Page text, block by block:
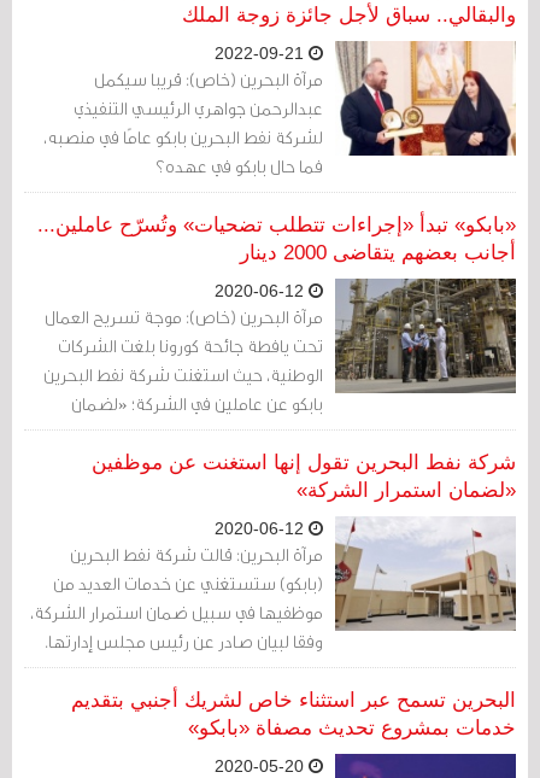
والبقالي.. سباق لأجل جائزة زوجة الملك
مرآة البحرين (خاص): قريبا سيكمل
عبدالرحمن جواهري الرئيسي التنفيذي
لشركة نفط البحرين بابكو عامًا في منصبه،
فما حال بابكو في عهده؟
«بابكو» تبدأ «إجراءات تتطلب تضحيات» وتُسرّح عاملين...
أجانب بعضهم يتقاضى 2000 دينار
مرآة البحرين (خاص): موجة تسريح العمال
تحت يافطة جائحة كورونا بلغت الشركات
الوطنية، حيث استغنت شركة نفط البحرين
بابكو عن عاملين في الشركة؛ «لضمان
استمراريتها في المستقبل».
شركة نفط البحرين تقول إنها استغنت عن موظفين
«لضمان استمرار الشركة»
مرآة البحرين: قالت شركة نفط البحرين
(بابكو) ستستغني عن خدمات العديد من
موظفيها في سبيل ضمان استمرار الشركة،
وفقا لبيان صادر عن رئيس مجلس إدارتها.
البحرين تسمح عبر استثناء خاص لشريك أجنبي بتقديم
خدمات بمشروع تحديث مصفاة «بابكو»